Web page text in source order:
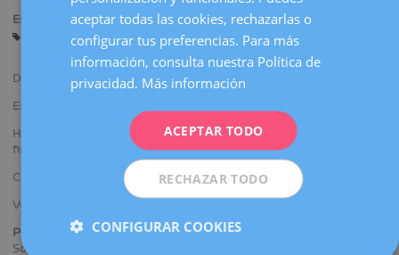
Especialidades:
Menopausia
Doctorado en Medicina por la Universidad Autónoma de Barcelona.
Experto en Menopausia acreditado por la AEEM.
Ha obtenido el Certificado de Máster en Climaterio y Menopausia a
finales del 2011.
Coordinador del grupo de trabajo de Osteoporosis de la AEEM.
Vocal de la junta de la sección de Menopausia de la SCOG.
Pertenencia a sociedades médicas y/o científicas:
Socio de la Asociación Española para el Estudio de la Menopausia
aceptar todas las cookies, rechazarlas o
configurar tus preferencias. Para más
información, consulta nuestra Política de
privacidad. Más información
ACEPTAR TODO
RECHAZAR TODO
CONFIGURAR COOKIES